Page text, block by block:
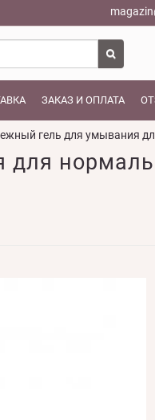
ЗАКАЗ И ОПЛАТА
гель для умывания